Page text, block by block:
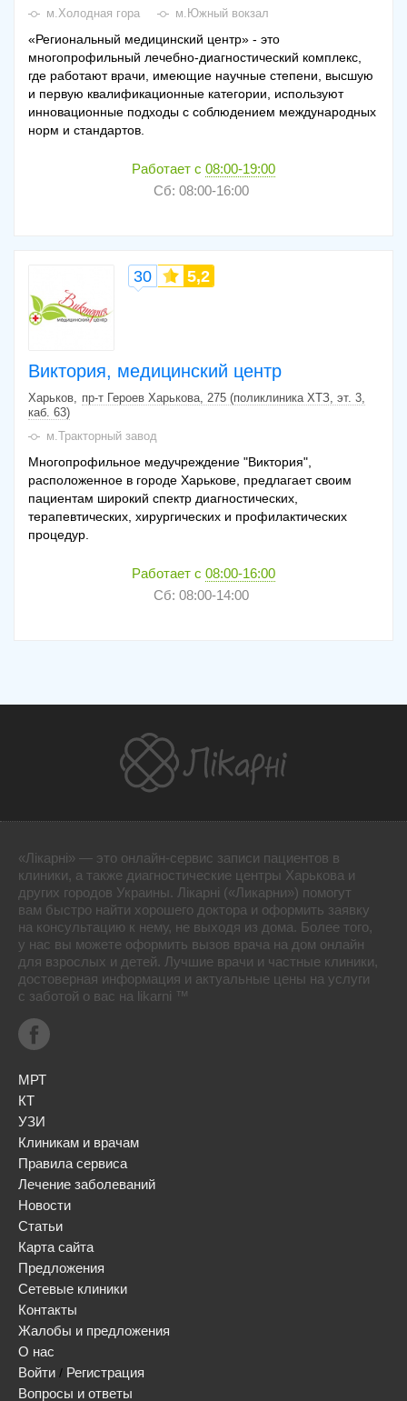
м.Холодная гора
м.Южный вокзал
«Региональный медицинский центр» - это
многопрофильный лечебно-диагностический комплекс,
где работают врачи, имеющие научные степени, высшую
и первую квалификационные категории, используют
инновационные подходы с соблюдением международных
норм и стандартов.
Работает с 08:00-19:00
Сб: 08:00-16:00
Виктория, медицинский центр
30 5,2
Харьков
пр-т Героев Харькова, 275 (поликлиника ХТЗ, эт. 3,
каб. 63)
м.Тракторный завод
Многопрофильное медучреждение "Виктория",
расположенное в городе Харькове, предлагает своим
пациентам широкий спектр диагностических,
терапевтических, хирургических и профилактических
процедур.
Работает с 08:00-16:00
Сб: 08:00-14:00
«Лікарні» — это онлайн-сервис записи пациентов в
клиники, а также диагностические центры Харькова и
других городов Украины. Лікарні («Ликарни») помогут
вам быстро найти хорошего доктора и оформить заявку
на консультацию к нему, не выходя из дома. Более того,
у нас вы можете оформить вызов врача на дом онлайн
для взрослых и детей. Лучшие врачи и частные клиники,
достоверная информация и актуальные цены на услуги
с заботой о вас на likarni ™
МРТ
КТ
УЗИ
Клиникам и врачам
Правила сервиса
Лечение заболеваний
Новости
Статьи
Карта сайта
Предложения
Сетевые клиники
Контакты
Жалобы и предложения
О нас
Войти / Регистрация
Вопросы и ответы